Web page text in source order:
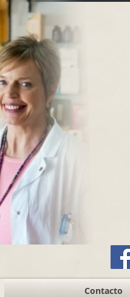
Contacto